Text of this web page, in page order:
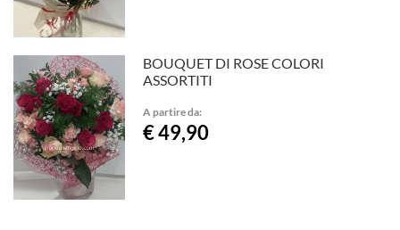
BOUQUET DI ROSE COLORI
ASSORTITI
A partire da:
€ 49,90